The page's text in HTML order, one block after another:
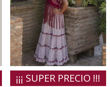
¡¡¡ SUPER PRECIO !!!